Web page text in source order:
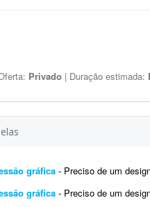
Privado | Duração estimada:
gráfica - Preciso de um design para
gráfica - Preciso de um design para